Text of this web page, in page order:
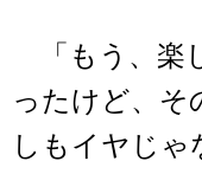
「もう、楽
ったけど、そ
しもイヤじゃ